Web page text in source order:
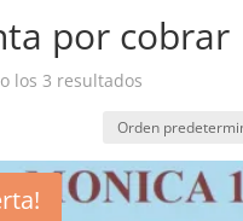
por cobrar
los 3 resultados